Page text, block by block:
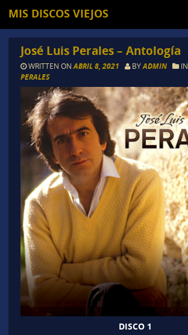
MIS DISCOS VIEJOS
José Luis Perales – Antología
WRITTEN ON ABRIL 8, 2021 BYADMIN IN
PERALES
DISCO 1